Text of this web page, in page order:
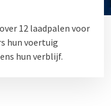
12 laadpalen voor
hun voertuig
hun verblijf.